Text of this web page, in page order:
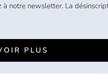
notre newsletter. La
PLUS